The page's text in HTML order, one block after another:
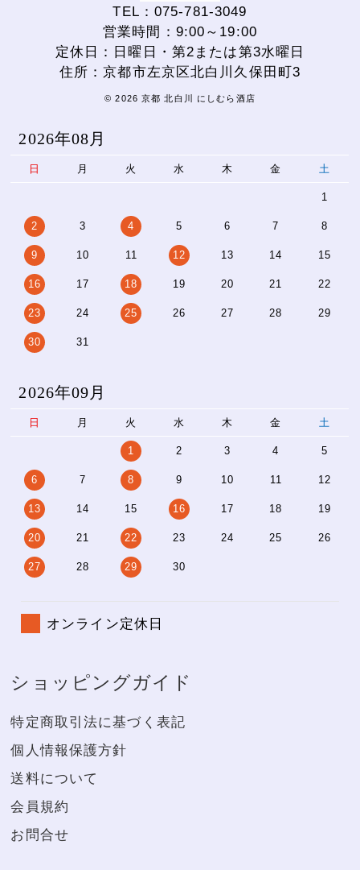
TEL：075-781-3049
営業時間：9:00～19:00
定休日：日曜日・第2または第3水曜日
住所：京都市左京区北白川久保田町3
© 2026 京都 北白川 にしむら酒店
2026年08月
日 月 火 水 木 金 土
1
2 3 4 5 6 7 8
9 10 11 12 13 14 15
16 17 18 19 20 21 22
23 24 25 26 27 28 29
30 31
2026年09月
日 月 火 水 木 金 土
1 2 3 4 5
6 7 8 9 10 11 12
13 14 15 16 17 18 19
20 21 22 23 24 25 26
27 28 29 30
オンライン定休日
ショッピングガイド
特定商取引法に基づく表記
個人情報保護方針
送料について
会員規約
お問合せ